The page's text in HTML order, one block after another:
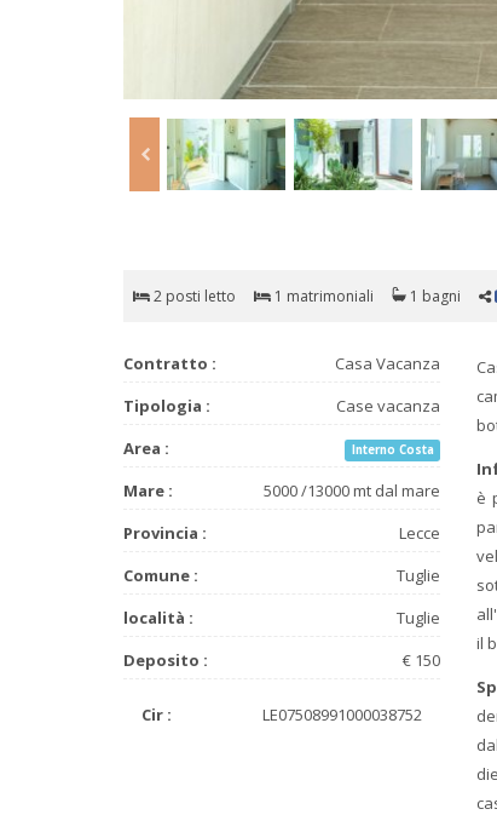
2 posti letto 1 matrimoniali 1 bagni
Contratto :
Casa Vacanza
Tipologia :
Case vacanza
Area :
Interno Costa
Mare :
5000 /13000 mt dal mare
Provincia :
Lecce
Comune :
Tuglie
località :
Tuglie
Deposito :
€ 150
Cir : LE07508991000038752
è
il